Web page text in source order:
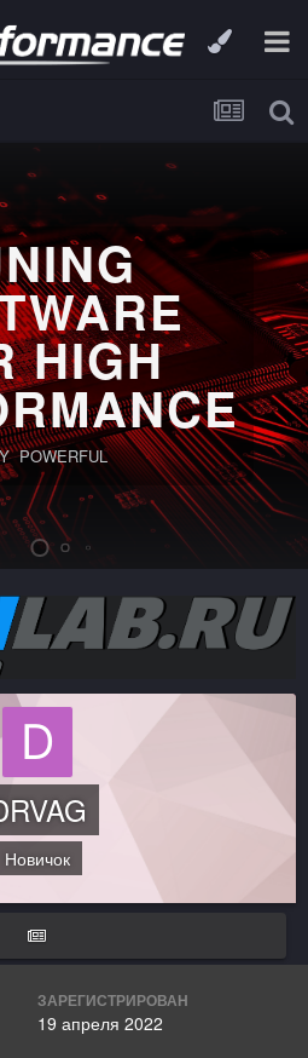
HIGH
POWERFUL
Новичок
ЗАРЕГИСТРИРОВАН
19 апреля 2022